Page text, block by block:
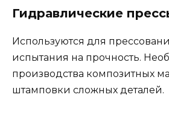
Гидравлические
Используются для
испытания на прочность.
производства композитных
штамповки сложных деталей.